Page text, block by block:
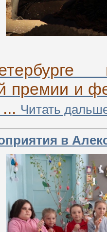
премии и
... Читать
в